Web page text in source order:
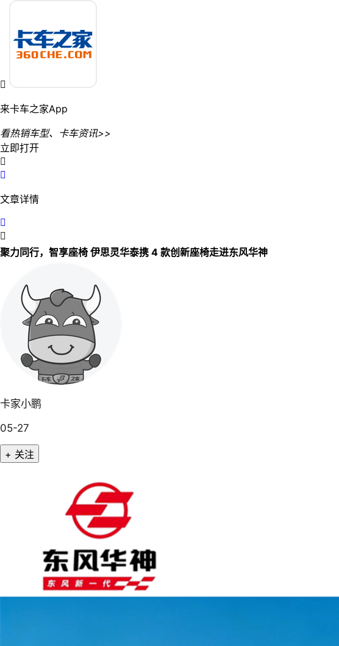

来卡车之家App
看热销车型、卡车资讯>>
立即打开


文章详情


聚力同行，智享座椅 伊思灵华泰携 4 款创新座椅走进东风华神
卡家小鹏
05-27
+ 关注